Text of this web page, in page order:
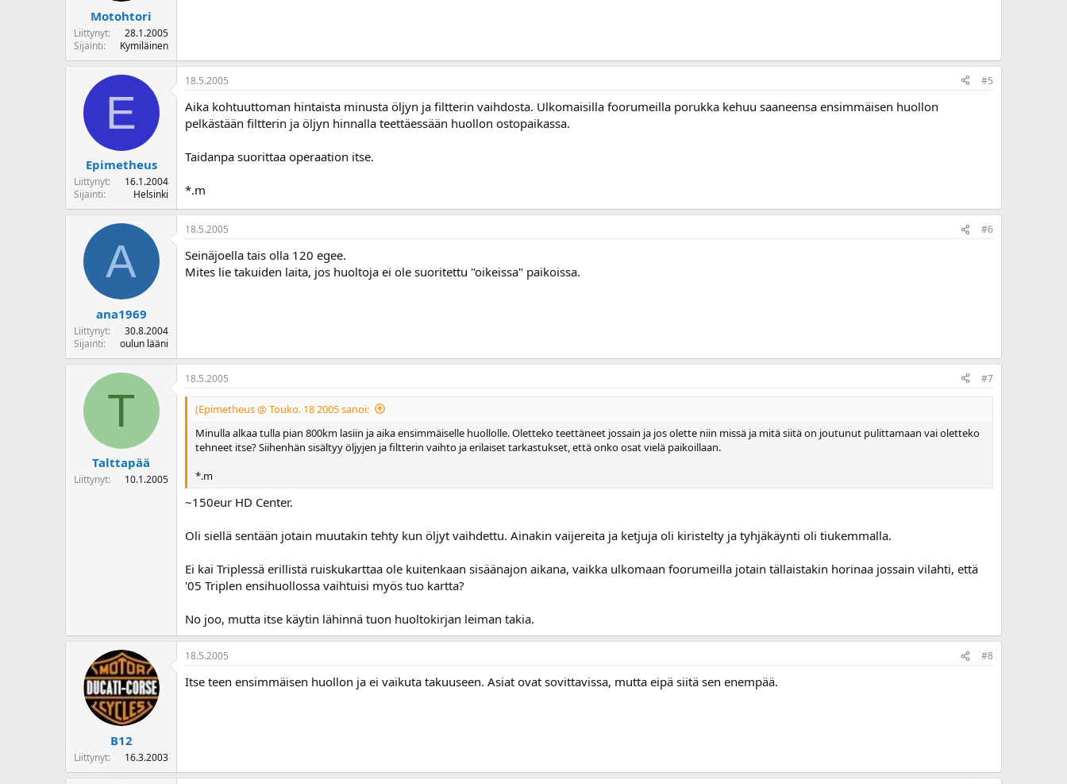
Motohtori
Liittynyt
28.1.2005
Sijainti
Kymiläinen
E
Epimetheus
Liittynyt
16.1.2004
Sijainti
Helsinki
18.5.2005 #5
Aika kohtuuttoman hintaista minusta öljyn ja filtterin vaihdosta. Ulkomaisilla foorumeilla porukka kehuu saaneensa ensimmäisen huollon
pelkästään filtterin ja öljyn hinnalla teettäessään huollon ostopaikassa.
Taidanpa suorittaa operaation itse.
*.m
A
ana1969
Liittynyt
30.8.2004
Sijainti
oulun lääni
18.5.2005 #6
Seinäjoella tais olla 120 egee.
Mites lie takuiden laita, jos huoltoja ei ole suoritettu "oikeissa" paikoissa.
T
Talttapää
Liittynyt 10.1.2005
18.5.2005 #7
(Epimetheus @ Touko. 18 2005 sanoi:
Minulla alkaa tulla pian 800km lasiin ja aika ensimmäiselle huollolle. Oletteko teettäneet jossain ja jos olette niin missä ja mitä siitä on joutunut pulittamaan vai oletteko
tehneet itse? Siihenhän sisältyy öljyjen ja filtterin vaihto ja erilaiset tarkastukset, että onko osat vielä paikoillaan.
*.m
~150eur HD Center.
Oli siellä sentään jotain muutakin tehty kun öljyt vaihdettu. Ainakin vaijereita ja ketjuja oli kiristelty ja tyhjäkäynti oli tiukemmalla.
Ei kai Triplessä erillistä ruiskukarttaa ole kuitenkaan sisäänajon aikana, vaikka ulkomaan foorumeilla jotain tällaistakin horinaa jossain vilahti, että
'05 Triplen ensihuollossa vaihtuisi myös tuo kartta?
No joo, mutta itse käytin lähinnä tuon huoltokirjan leiman takia.
B12
Liittynyt 16.3.2003
18.5.2005 #8
Itse teen ensimmäisen huollon ja ei vaikuta takuuseen. Asiat ovat sovittavissa, mutta eipä siitä sen enempää.